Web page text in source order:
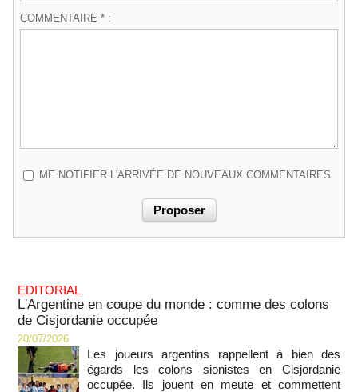
COMMENTAIRE * :
ME NOTIFIER L'ARRIVÉE DE NOUVEAUX COMMENTAIRES
EDITORIAL
L'Argentine en coupe du monde : comme des colons
de Cisjordanie occupée
20/07/2026
Les joueurs argentins rappellent à bien des
égards les colons sionistes en Cisjordanie
occupée. Ils jouent en meute et commettent